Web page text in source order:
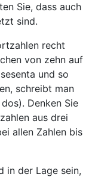
Sie, dass auch
sind.
recht
von zehn auf
und so
schreibt man
Denken Sie
aus drei
allen Zahlen bis
in der Lage sein,